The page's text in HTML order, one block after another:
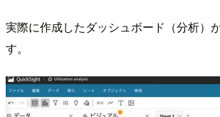
実際に作成したダッシュボード（分析）
す。